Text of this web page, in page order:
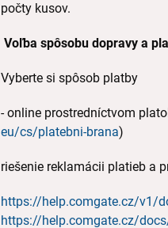
počty kusov.
Voľba spôsobu dopravy a
Vyberte si spôsob platby
- online prostredníctvom
eu/cs/platebni-brana)
riešenie reklamácii platieb a
https://help.comgate.cz/v1/
https://help.comgate.cz/